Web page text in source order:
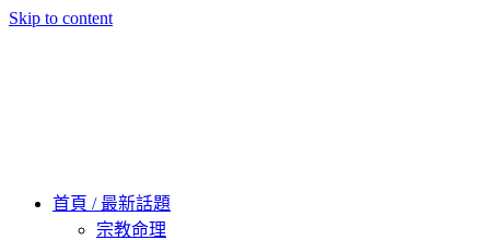
Skip to content
首頁 / 最新話題
宗教命理